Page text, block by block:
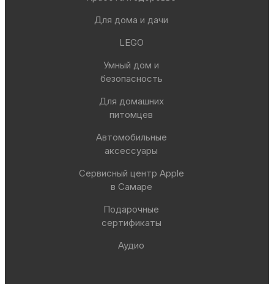
Для дома и дачи
LEGO
Умный дом и
безопасность
Для домашних
питомцев
Автомобильные
аксессуары
Сервисный центр Apple
в Самаре
Подарочные
сертификаты
Аудио